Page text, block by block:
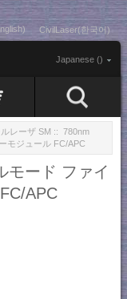
CivilLaser(한국어)
Japanese ()
レーザ SM :: 780nm
モジュール FC/APC
モード ファイ
APC